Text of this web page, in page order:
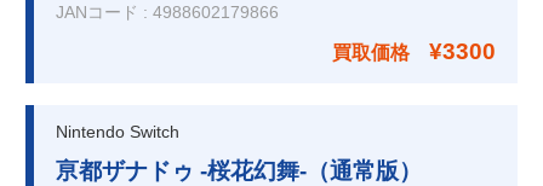
JANコード : 4988602179866
買取価格 ¥3300
Nintendo Switch
亰都ザナドゥ -桜花幻舞-（通常版）